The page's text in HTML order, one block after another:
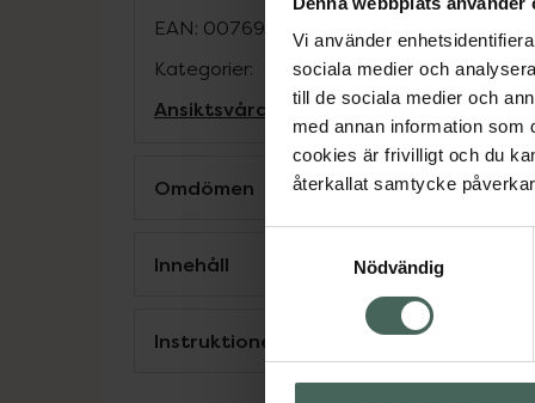
Vi använder
sociala medier och
till de sociala medier och
med annan information som
cookies är frivilligt och du
återkallat samtycke
Nödvändig
EAN: 00769915195866
Kategorier:
Ansiktsvård HudvårdKroppsvård
Omdömen
Innehåll
Instruktioner